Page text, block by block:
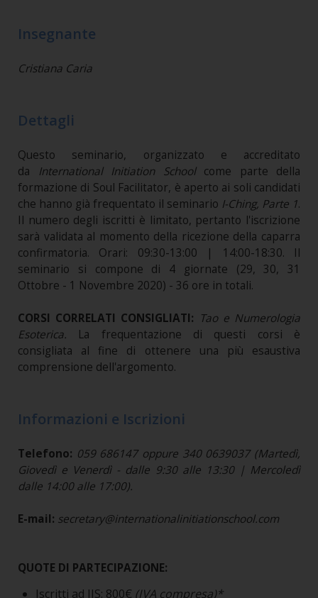
Insegnante
Cristiana Caria
Dettagli
Questo seminario, organizzato e accreditato
da
International Initiation School come parte della
formazione di Soul Facilitator, è aperto ai soli candidati
che hanno già frequentato il seminario I-Ching, Parte 1.
Il numero degli iscritti è limitato, pertanto l'iscrizione
sarà validata al momento della ricezione della caparra
confirmatoria. Orari: 09:30-13:00 | 14:00-18:30. Il
seminario si compone di 4 giornate (29, 30, 31
Ottobre - 1 Novembre 2020) - 36 ore in totali.
CORSI CORRELATI CONSIGLIATI: Tao e Numerologia
Esoterica. La frequentazione di questi corsi è
consigliata al fine di ottenere una più esaustiva
comprensione dell'argomento.
Informazioni e Iscrizioni
Telefono: 059 686147 oppure 340 0639037 (Martedì,
Giovedì e Venerdì - dalle 9:30 alle 13:30 | Mercoledì
dalle 14:00 alle 17:00).
E-mail: secretary@internationalinitiationschool.com
QUOTE DI PARTECIPAZIONE:
Iscritti ad IIS: 800€ (IVA compresa)*